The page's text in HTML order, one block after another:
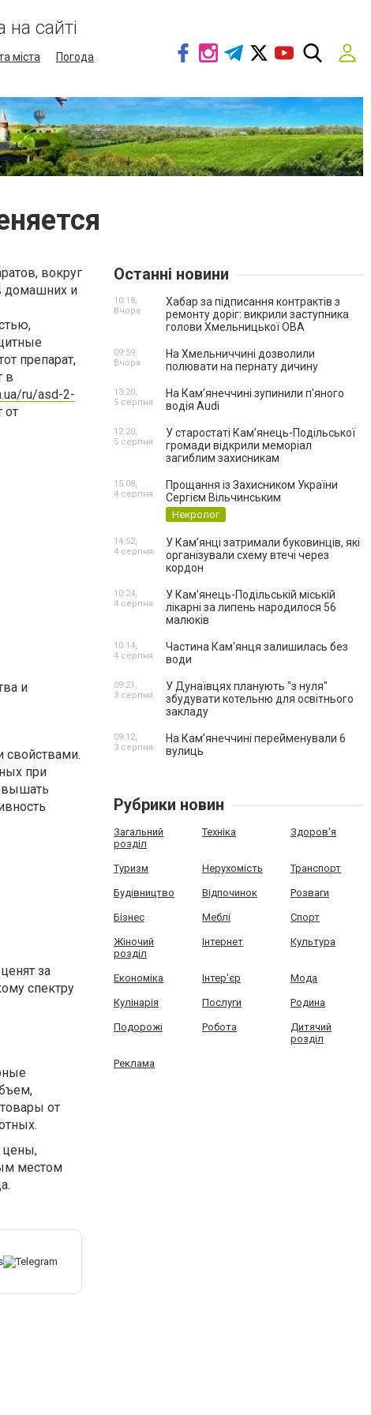
сайті
міста
Погода
вокруг
домашних и
препарат,
в
ru/asd-2-
от
и
свойствами.
при
за
спектру
от
цены,
местом
Останні новини
Хабар за підписання контрактів з
ремонту доріг: викрили заступника
голови Хмельницької ОВА
10:18,
Вчора
На Хмельниччині дозволили
полювати на пернату дичину
09:59,
Вчора
На Камʼянеччині зупинили п'яного
водія Audi
13:20,
5 серпня
У старостаті Кам’янець-Подільської
громади відкрили меморіал
загиблим захисникам
12:20,
5 серпня
Прощання із Захисником України
Сергієм Вільчинським
Некролог
15:08,
4 серпня
У Кам’янці затримали буковинців, які
організували схему втечі через
кордон
14:52,
4 серпня
У Кам’янець-Подільській міській
лікарні за липень народилося 56
малюків
10:24,
4 серпня
Частина Кам'янця залишилась без
води
10:14,
4 серпня
У Дунаївцях планують "з нуля"
збудувати котельню для освітнього
закладу
09:21,
3 серпня
На Камʼянеччині перейменували 6
вулиць
09:12,
3 серпня
Рубрики новин
Загальний
розділ
Техніка Здоров'я
Туризм Нерухомість Транспорт
Будівництво Відпочинок Розваги
Бізнес Меблі Спорт
Жіночий
розділ
Інтернет Культура
Економіка Інтер'єр Мода
Кулінарія Послуги Родина
Подорожі Робота
Дитячий
розділ
Реклама